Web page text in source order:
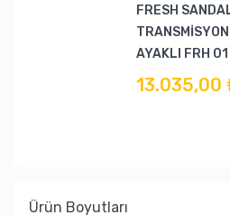
FRESH
TRANSMİSYON
AYAKLI FRH
13.035,00
Ürün Boyutları